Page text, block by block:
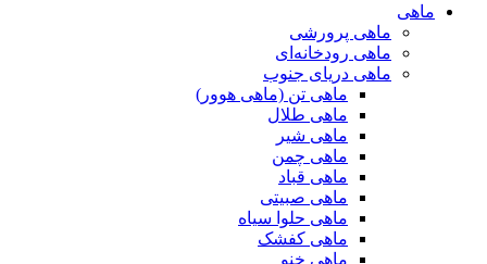
ماهی
ماهی پرورشی
ماهی رودخانه‌ای
ماهی دریای جنوب
ماهی تن (ماهی هوور)
ماهی طلال
ماهی شیر
ماهی چمن
ماهی قباد
ماهی صبیتی
ماهی حلوا سیاه
ماهی کفشک
ماهی خنو